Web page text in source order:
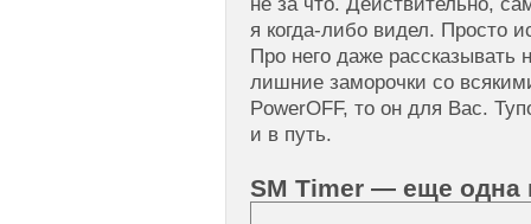
не за что. Действительно,
я когда-либо видел. Просто
Про него даже
лишние заморочки со
PowerOFF, то он для Вас.
и в путь.
SM Timer — еще одна